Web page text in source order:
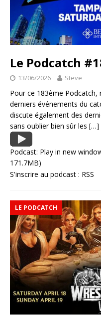
Le Podcatch
13/06/2026 Steve
Pour ce 183ème
derniers événements du
discute également des
sans oublier bien sûr les […]
Podcast: Play in new
171.7MB)
S'inscrire au podcast : RSS
LE PODCATCH